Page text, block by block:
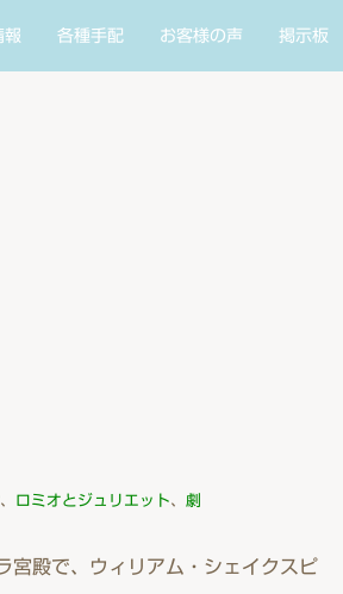
報 各種手配 お客様の声 掲示板
、 ロミオとジュリエット、 劇
宮殿で、ウィリアム・シェイクスピ